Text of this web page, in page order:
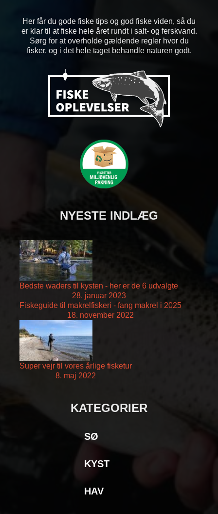
Her får du gode fiske tips og god fiske viden, så du
er klar til at fiske hele året rundt i salt- og ferskvand.
Sørg for at overholde gældende regler hvor du
fisker, og i det hele taget behandle naturen godt.
NYESTE INDLÆG
Bedste waders til kysten - her er de 6 udvalgte
28. januar 2023
Fiskeguide til makrelfiskeri - fang makrel i 2025
18. november 2022
Super vejr til vores årlige fisketur
8. maj 2022
KATEGORIER
SØ
KYST
HAV